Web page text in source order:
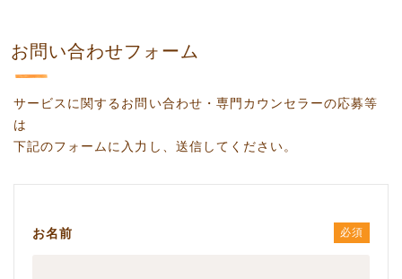
お問い合わせフォーム
サービスに関するお問い合わせ・専門カウンセラーの応募等
は
下記のフォームに入力し、送信してください。
お名前 必須